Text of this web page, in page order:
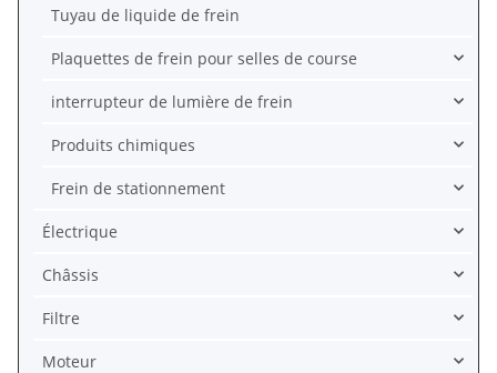
Tuyau de liquide de frein
Plaquettes de frein pour selles de course
interrupteur de lumière de frein
Produits chimiques
Frein de stationnement
Électrique
Châssis
Filtre
Moteur